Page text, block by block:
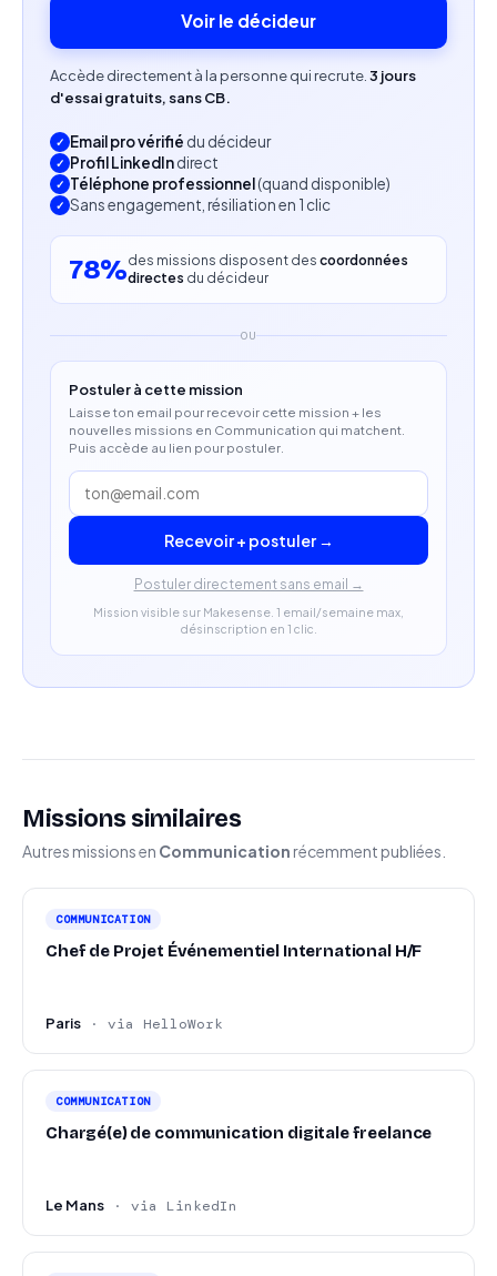
un environnement multiculturel.
Intérêt pour l’entrepreneuriat social et les projets
à impact.
Profil recherché
Formation Bac+3 à Bac+5 en gestion de projet,
internationales.
Expérience en gestion de projets ou événements
appréciée.
Sensibilité aux enjeux sociaux et internationaux.
Voir le décideur
Accède directement à la personne qui recrute. 3 jours
d'essai gratuits, sans CB.
Email pro vérifié du décideur
Profil LinkedIndirect
Téléphone professionnel(quand disponible)
Sans engagement, résiliation en 1 clic
78%des missions disposent des coordonnées
directes du décideur
OU
Postuler à cette mission
Laisse ton email pour recevoir cette mission + les
nouvelles missions en Communication qui matchent.
Puis accède au lien pour postuler.
Recevoir + postuler →
Postuler directement sans email →
Mission visible sur Makesense. 1 email/semaine max,
désinscription en 1 clic.
Missions similaires
Autres missions en Communication récemment publiées.
COMMUNICATION
Chef de Projet Événementiel International H/F
Paris · via HelloWork
COMMUNICATION
Chargé(e) de communication digitale freelance
Le Mans · via LinkedIn